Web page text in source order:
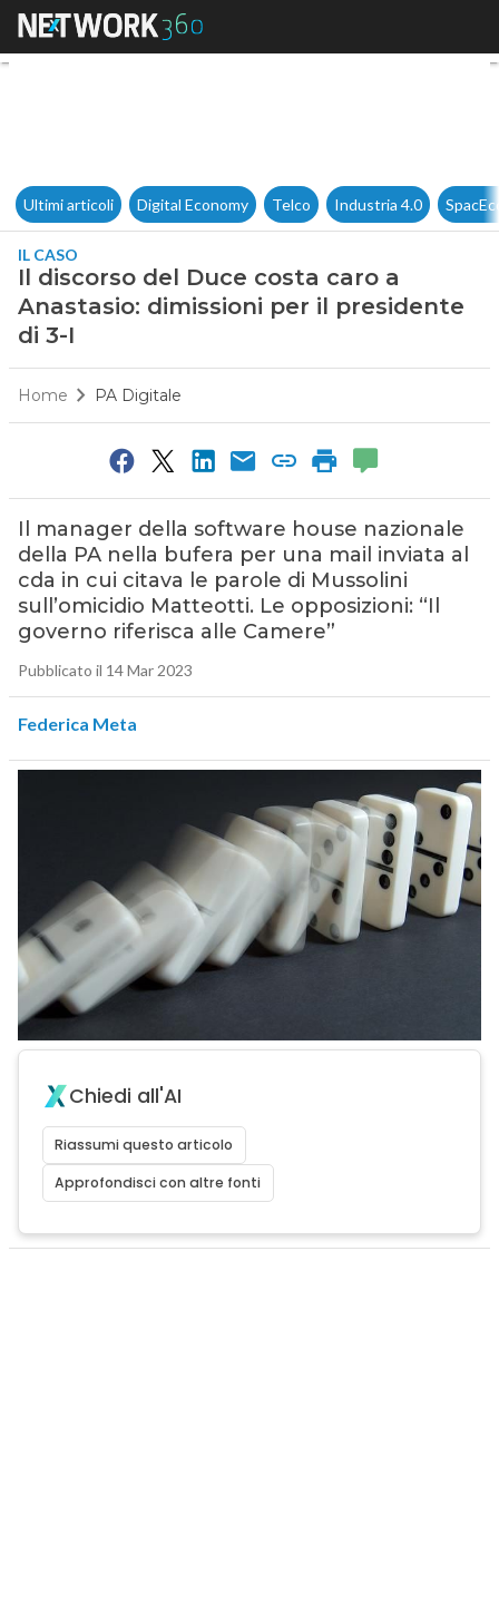
Il discorso del Duce costa
Ultimi articoli Digital Economy Telco Industria 4.0
IL CASO
Il discorso del Duce costa caro a
Anastasio: dimissioni per il presidente
di 3-I
Home PA Digitale
Il manager della software house nazionale
della PA nella bufera per una mail inviata al
cda in cui citava le parole di Mussolini
sull’omicidio Matteotti. Le opposizioni: “Il
governo riferisca alle Camere”
Pubblicato il 14 Mar 2023
Federica Meta
Chiedi all'AI
Riassumi questo articolo
Approfondisci con altre fonti